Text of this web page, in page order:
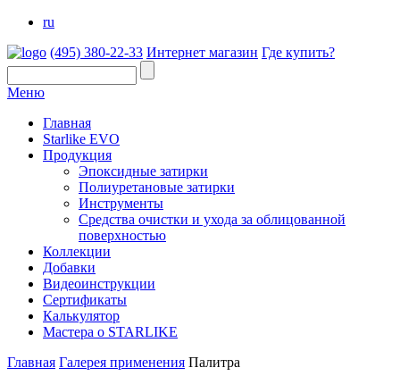
ru
(495) 380-22-33 Интернет магазин Где купить?
Меню
Главная
Starlike EVO
Продукция
Эпоксидные затирки
Полиуретановые затирки
Инструменты
Средства очистки и ухода за облицованной
поверхностью
Коллекции
Добавки
Видеоинструкции
Сертификаты
Калькулятор
Мастера о STARLIKE
Главная Галерея применения Палитра